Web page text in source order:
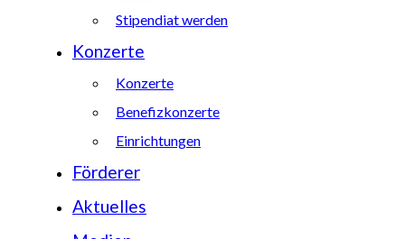
Stipendiat werden
Konzerte
Konzerte
Benefizkonzerte
Einrichtungen
Förderer
Aktuelles